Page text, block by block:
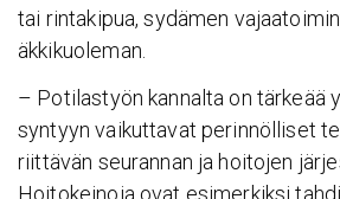
tai rintakipua, sydämen
äkkikuoleman.
– Potilastyön kannalta on tärkeää
syntyyn vaikuttavat perinnölliset
riittävän seurannan ja hoitojen
Hoitokeinoja ovat esimerkiksi